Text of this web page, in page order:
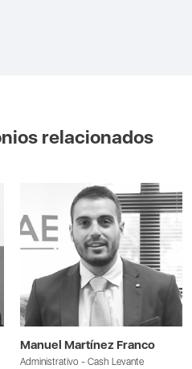
relacionados
Manuel Martínez Franco
Administrativo - Cash Levante